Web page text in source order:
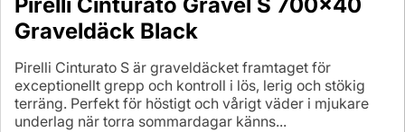
Pirelli Cinturato Gravel S 700x40
Graveldäck Black
Pirelli Cinturato S är graveldäcket framtaget för
exceptionellt grepp och kontroll i lös, lerig och stökig
terräng. Perfekt för höstigt och vårigt väder i mjukare
underlag när torra sommardagar känns...